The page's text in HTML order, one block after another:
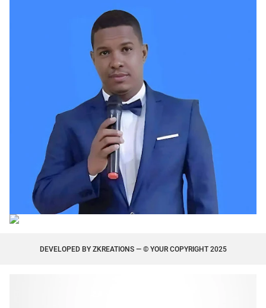
DEVELOPED BY ZKREATIONS— © YOUR COPYRIGHT 2025